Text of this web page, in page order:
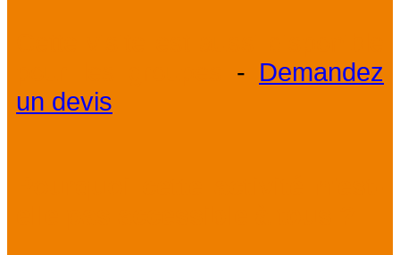
- Demandez
un devis